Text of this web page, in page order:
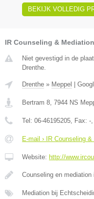
BEKIJK VOLLEDIG
IR Counseling & Mediation
Niet gevestigd in de
Drenthe.
Drenthe » Meppel
Bertram 8 7944 NS
Tel: 06-46195205 , Fax: -
E-mail › IR Counseling
Website: http://
Counseling en
Mediation bij